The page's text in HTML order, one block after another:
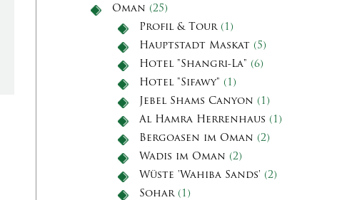
Oman (25)
Profil & Tour(1)
Hauptstadt Maskat (5)
Hotel "Shangri-La" (6)
Hotel "Sifawy" (1)
Jebel Shams Canyon (1)
Al Hamra Herrenhaus (1)
Bergoasen im Oman (2)
Wadis im Oman (2)
Wüste 'Wahiba Sands' (2)
Sohar(1)